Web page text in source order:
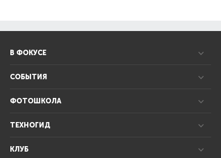
В ФОКУСЕ
СОБЫТИЯ
ФОТОШКОЛА
ТЕХНОГИД
КЛУБ